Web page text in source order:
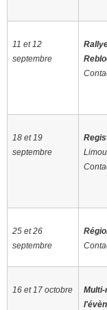
11 et 12
septembre
18 et 19
septembre
25 et 26
septembre
16 et 17 octobre